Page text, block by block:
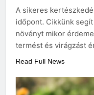
A sikeres
időpont. Cikkünk
növényt mikor
termést és virágzást
Read Full News